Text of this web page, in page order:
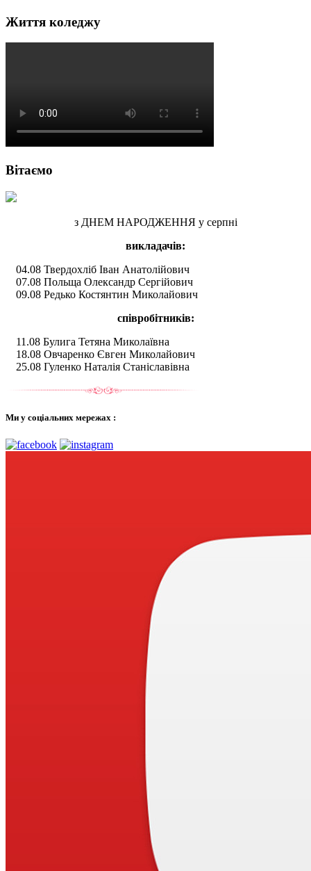
Життя коледжу
Вітаємо
з ДНЕМ НАРОДЖЕННЯ у серпні
викладачів:
04.08 Твердохліб Іван Анатолійович
07.08 Польща Олександр Сергійович
09.08 Редько Костянтин Миколайович
співробітників:
11.08 Булига Тетяна Миколаївна
18.08 Овчаренко Євген Миколайович
25.08 Гуленко Наталія Станіславівна
Ми у соціальних мережах :